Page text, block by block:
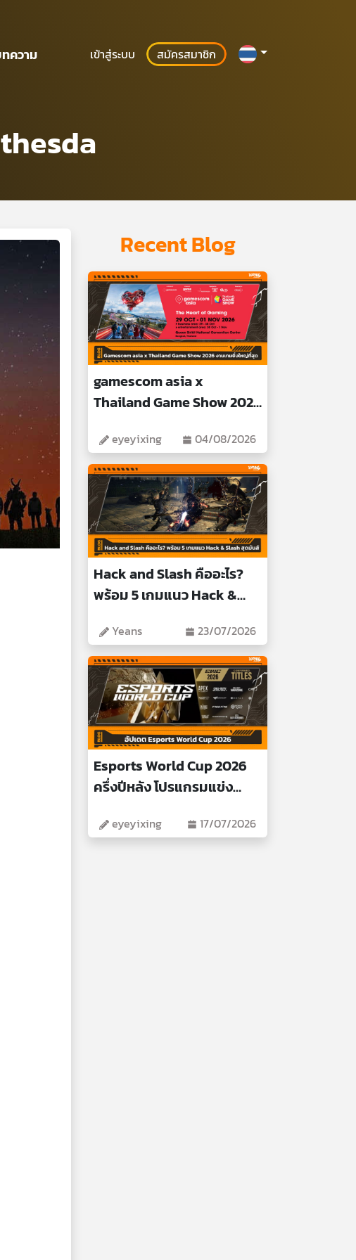
ความ เข้าสู่ระบบ สมัครสมาชิก
Recent Blog
gamescom asia x
Thailand Game Show 2026
eyeyixing 04/08/2026
Hack and Slash คืออะไร?
พร้อม 5 เกมแนว Hack &
Yeans 23/07/2026
Esports World Cup 2026
ครึ่งปีหลัง โปรแกรมแข่ง
eyeyixing 17/07/2026